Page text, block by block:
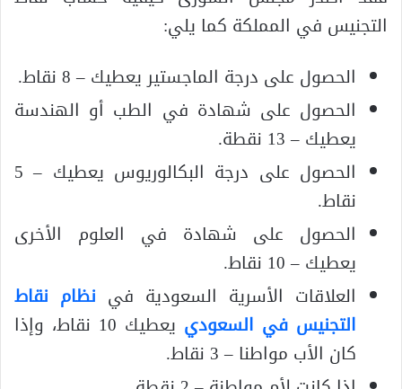
التجنيس في المملكة كما يلي:
الحصول على درجة الماجستير يعطيك – 8 نقاط.
الحصول على شهادة في الطب أو الهندسة
يعطيك – 13 نقطة.
الحصول على درجة البكالوريوس يعطيك – 5
نقاط.
الحصول على شهادة في العلوم الأخرى
يعطيك – 10 نقاط.
العلاقات الأسرية السعودية في نظام نقاط
التجنيس في السعودي
يعطيك 10 نقاط، وإذا
كان الأب مواطنا – 3 نقاط.